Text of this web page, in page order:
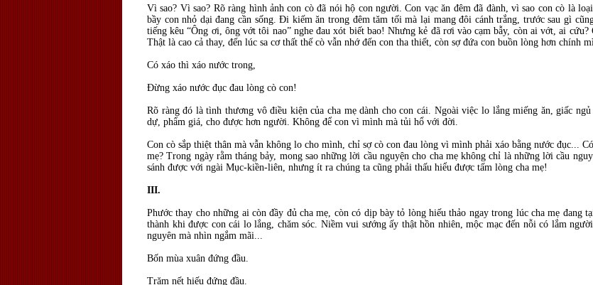
Vì sao? Vì sao? Rõ ràng hình ảnh con cò đã nói hộ con người. Con vạc ăn đêm đã đành, vì sao con cò là
bầy con nhỏ dại đang cần sống. Đi kiếm ăn trong đêm tăm tối mà lại mang đôi cánh trắng, trước sau gì
tiếng kêu “Ông ơi, ông vớt tôi nao” nghe đau xót biết bao! Nhưng kẻ đã rơi vào cạm bẫy, còn ai vớt, ai cứu?
Thật là cao cả thay, đến lúc sa cơ thất thế cò vẫn nhớ đến con tha thiết, còn sợ đứa con buồn lòng hơn chính
Có xáo thì xáo nước trong,
Đừng xáo nước đục đau lòng cò con!
Rõ ràng đó là tình thương vô điều kiện của cha mẹ dành cho con cái. Ngoài việc lo lắng miếng ăn, giấc
dự, phẩm giá, cho được hơn người. Không để con vì mình mà tủi hổ với đời.
Con cò sắp thiệt thân mà vẫn không lo cho mình, chỉ sợ cò con đau lòng vì mình phải xáo bằng nước đục...
mẹ? Trong ngày rằm tháng bảy, mong sao những lời cầu nguyện cho cha mẹ không chỉ là những lời cầu
sánh được với ngài Mục-kiền-liên, nhưng ít ra chúng ta cũng phải thấu hiểu được tấm lòng cha mẹ!
III.
Phước thay cho những ai còn đầy đủ cha mẹ, còn có dịp bày tỏ lòng hiếu thảo ngay trong lúc cha mẹ đang
thành khi được con cái lo lắng, chăm sóc. Niềm vui sướng ấy thật hồn nhiên, mộc mạc đến nỗi có lắm
nguyên mà nhìn ngắm mãi...
Bốn mùa xuân đứng đầu.
Trăm nết hiếu đứng đầu.